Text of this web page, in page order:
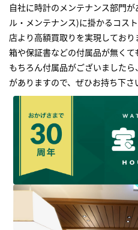
自社に時計のメンテナンス部門
ル・メンテナンス)に掛かるコス
店より高額買取りを実現しており
箱や保証書などの付属品が無くて
もちろん付属品がございました
がありますので、ぜひお持ち下さ